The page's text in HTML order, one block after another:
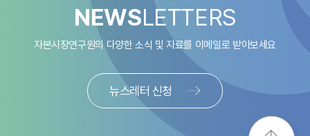
NEWSLETTERS
자본시장연구원의 다양한 소식 및 자료를 이메일로 받아보세요
뉴스레터 신청